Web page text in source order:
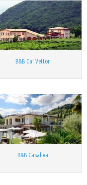
B&B Ca' Vettor
B&B Casaliva